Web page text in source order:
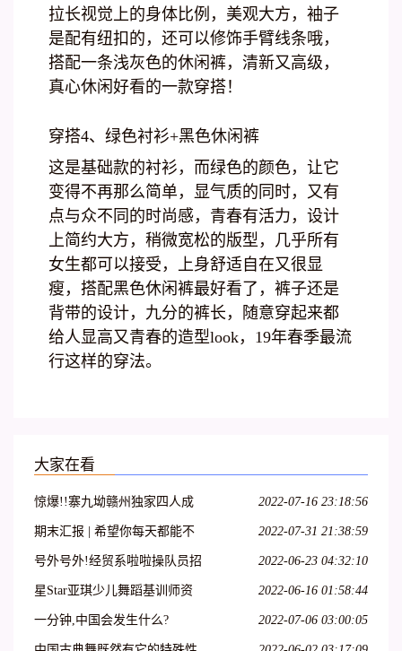
拉长视觉上的身体比例，美观大方，袖子
是配有纽扣的，还可以修饰手臂线条哦，
搭配一条浅灰色的休闲裤，清新又高级，
真心休闲好看的一款穿搭！
穿搭4、绿色衬衫+黑色休闲裤
这是基础款的衬衫，而绿色的颜色，让它
变得不再那么简单，显气质的同时，又有
点与众不同的时尚感，青春有活力，设计
上简约大方，稍微宽松的版型，几乎所有
女生都可以接受，上身舒适自在又很显
瘦，搭配黑色休闲裤最好看了，裤子还是
背带的设计，九分的裤长，随意穿起来都
给人显高又青春的造型look，19年春季最流
行这样的穿法。
大家在看
惊爆!!寨九坳赣州独家四人成
团天天发!!!
2022-07-16 23:18:56
期末汇报 | 希望你每天都能不
愧芳华地起舞
2022-07-31 21:38:59
号外号外!经贸系啦啦操队员招
募开始啦!
2022-06-23 04:32:10
星Star亚琪少儿舞蹈基训师资
班在吕梁爱艺开课啦!
2022-06-16 01:58:44
一分钟,中国会发生什么? 2022-07-06 03:00:05